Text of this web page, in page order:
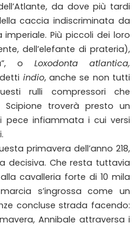
da dove più tardi
caccia indiscriminata da
Più piccoli dei loro
dell’elefante di prateria),
o Loxodonta atlantica,
indio, anche se non tutti
rulli compressori che
Scipione troverà presto un
pece infiammata i cui versi
primavera dell’anno 218,
decisiva. Che resta tuttavia
cavalleria forte di 10 mila
s’ingrossa come un
concluse strada facendo:
Annibale attraversa i